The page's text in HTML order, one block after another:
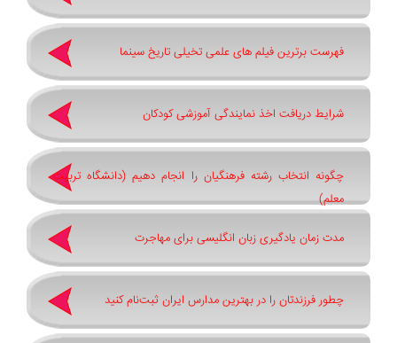
فهرست برترین فیلم های علمی تخیلی تاریخ سینما
شرایط دریافت اخذ نمایندگی آموزشی کودکان
چگونه انتخاب رشته فرهنگیان را انجام دهیم (دانشگاه تربیت
معلم)
مدت زمان یادگیری زبان انگلیسی برای مهاجرت
چطور فرزندتان را در بهترین مدارس ایران ثبت‌نام کنید